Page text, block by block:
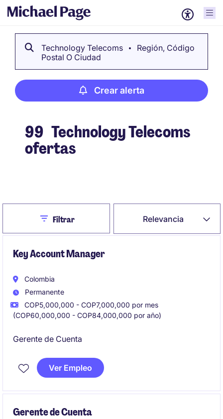
Technology Telecoms
Región, Código
Postal O Ciudad
Crear alerta
99 Technology Telecoms
ofertas
Relevancia
CloseFiltrar
Key Account Manager
Colombia
Permanente
COP5,000,000 - COP7,000,000 por mes
(COP60,000,000 - COP84,000,000 por año)
Gerente de Cuenta
Ver Empleo
Gerente de Cuenta